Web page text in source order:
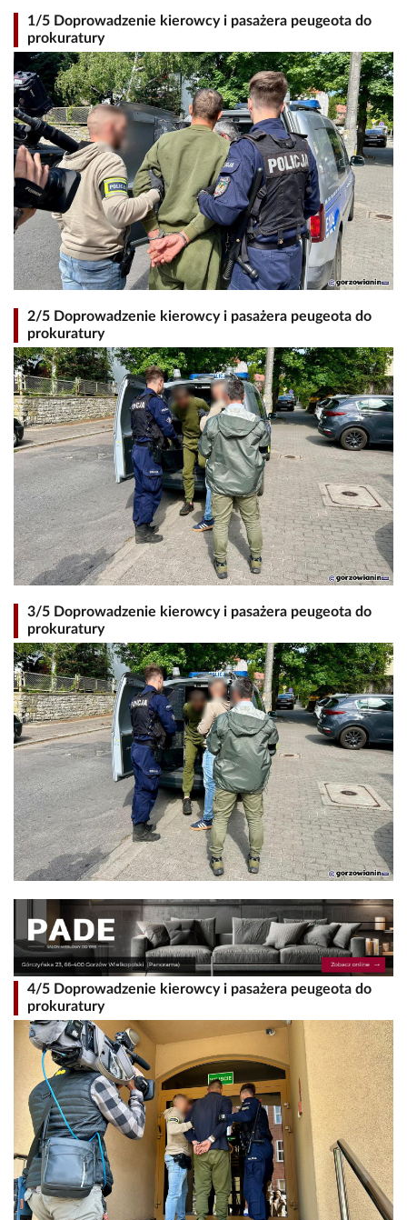
1/5 Doprowadzenie kierowcy i pasażera peugeota do
prokuratury
2/5 Doprowadzenie kierowcy i pasażera peugeota do
prokuratury
3/5 Doprowadzenie kierowcy i pasażera peugeota do
prokuratury
4/5 Doprowadzenie kierowcy i pasażera peugeota do
prokuratury